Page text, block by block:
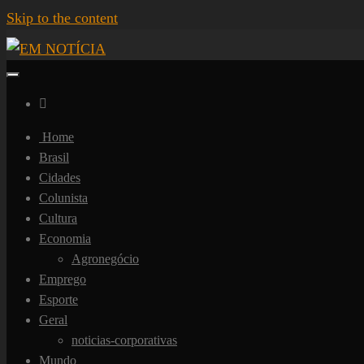
Skip to the content
Portal EM NOTÍCIA, notícias sobre Brasil, Mercosul, EUA, USA, Américas,
Cervejas, Comida, Receitas, Chef, RH, Emprego, Empreendedorismo, Negócios,
Home
Brasil
Cidades
Colunista
Cultura
Economia
Agronegócio
Emprego
Esporte
Geral
noticias-corporativas
Mundo